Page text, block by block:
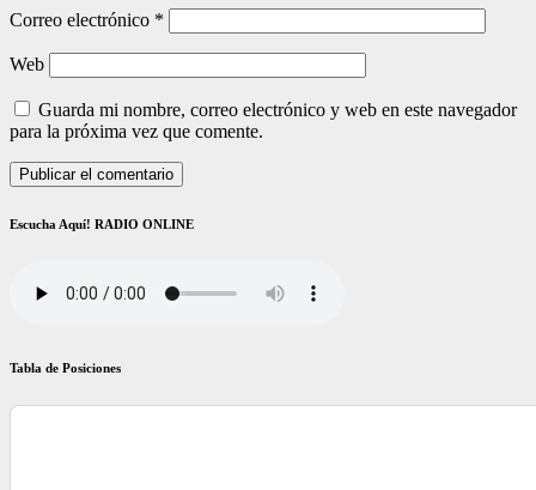
Correo electrónico *
Web
Guarda mi nombre, correo electrónico y web en este navegador
para la próxima vez que comente.
Escucha Aquí! RADIO ONLINE
Tabla de Posiciones